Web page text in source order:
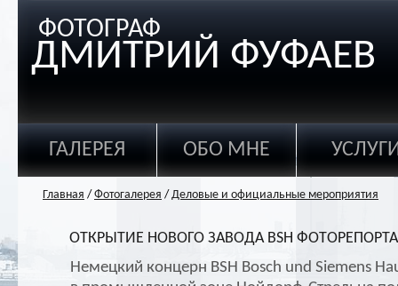
ФОТОГРАФ
ДМИТРИЙ ФУФАЕВ
ГАЛЕРЕЯ ОБО МНЕ
Главная / Фотогалерея / Деловые и официальные мероприятия
ОТКРЫТИЕ НОВОГО ЗАВОДА BSH
Немецкий концерн BSH Bosch und Siemens